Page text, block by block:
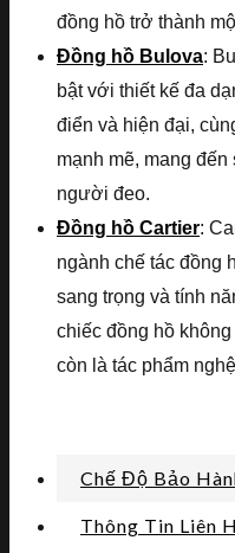
đồng hồ trở thành
Đồng hồ Bulova:
bật với thiết kế đa
điển và hiện đại,
mạnh mẽ, mang
người đeo.
Đồng hồ Cartier:
ngành chế tác đồng
sang trọng và tính
chiếc đồng hồ
còn là tác phẩm
Chế Độ Bảo
Thông Tin Liên